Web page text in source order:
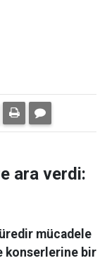
ara verdi:
mücadele
konserlerine bir